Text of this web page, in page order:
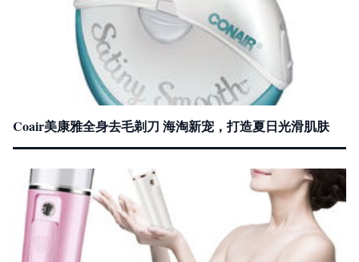
Coair美康雅全身去毛剃刀 海淘新宠，打造夏日光滑肌肤